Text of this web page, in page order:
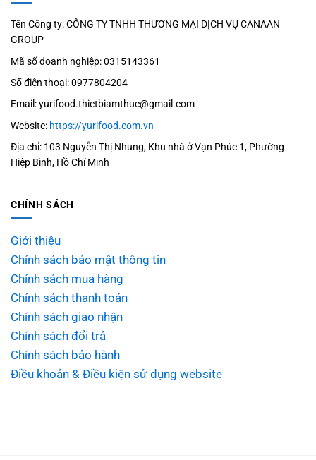
Tên Công ty: CÔNG TY TNHH THƯƠNG MẠI DỊCH VỤ CANAAN
GROUP
Mã số doanh nghiệp: 0315143361
Số điện thoại: 0977804204
Email: yurifood.thietbiamthuc@gmail.com
Website: https://yurifood.com.vn
Địa chỉ: 103 Nguyễn Thị Nhung, Khu nhà ở Vạn Phúc 1, Phường
Hiệp Bình, Hồ Chí Minh
CHÍNH SÁCH
Giới thiệu
Chính sách bảo mật thông tin
Chính sách mua hàng
Chính sách thanh toán
Chính sách giao nhận
Chính sách đổi trả
Chính sách bảo hành
Điều khoản & Điều kiện sử dụng website